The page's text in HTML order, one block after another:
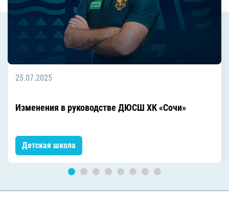
25.07.2025
Изменения в руководстве ДЮСШ ХК «Сочи»
Детская школа